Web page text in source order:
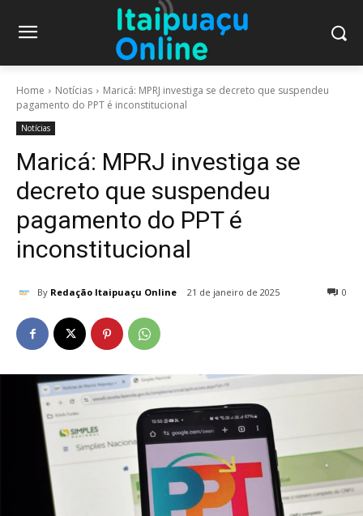
Home Notícias
Maricá: MPRJ investiga se decreto que suspendeu
pagamento do PPT é inconstitucional
Notícias
Maricá: MPRJ investiga se
decreto que suspendeu
pagamento do PPT é
inconstitucional
By Redação Itaipuaçu Online 21 de janeiro de 2025 0